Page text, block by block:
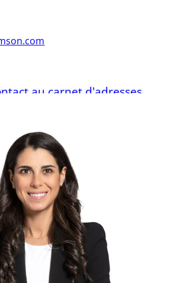
au carnet d'adresses